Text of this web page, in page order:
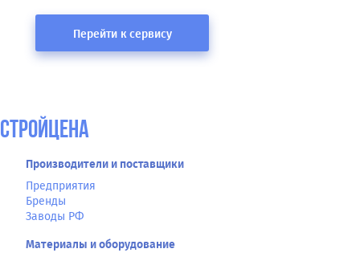
Перейти к сервису
СтройЦена
Производители и поставщики
Предприятия
Бренды
Заводы РФ
Материалы и оборудование